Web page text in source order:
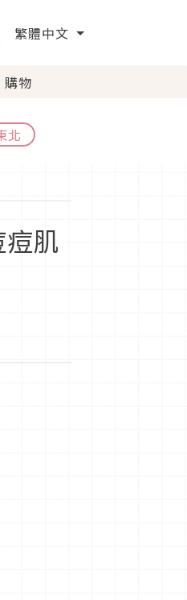
繁體中文
購物
北
肌